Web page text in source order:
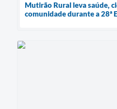
Mutirão Rural leva saúde,
comunidade durante a 28ª